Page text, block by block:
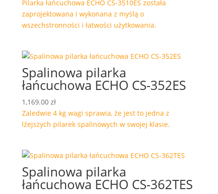
Pilarka łańcuchowa ECHO CS-3510ES została
zaprojektowana i wykonana z myślą o
wszechstronności i łatwości użytkowania.
Spalinowa pilarka
łańcuchowa ECHO CS-352ES
1,169.00 zł
Zaledwie 4 kg wagi sprawia, że jest to jedna z
lżejszych pilarek spalinowych w swojej klasie.
Spalinowa pilarka
łańcuchowa ECHO CS-362TES